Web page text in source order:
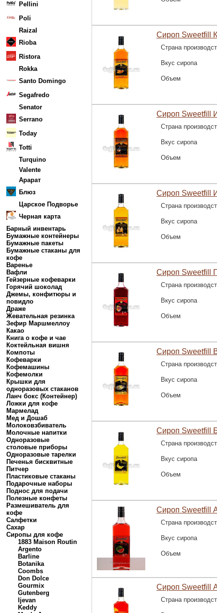
Pellini
Poli
Raizal
Rioba
Ristora
Rokka
Santo Domingo
Segafredo
Senator
Serrano
Today
Totti
Turquino
Valente
Арарат
Блюз
Царское Подворье
Черная карта
Барный инвентарь
Бумажные контейнеры
Бумажные пакеты
Бумажные стаканы для
кофе
Варенье
Вафли
Гейзерные кофеварки
Горячий шоколад
Джемы, конфитюры и
повидло
Драже
Жевательная резинка
Зефир Маршмеллоу
Какао
Книга о кофе и чае
Коктейльная вишня
Компоты
Кофеварки
Кофемашины
Кофемолки
Крышки для
одноразовых стаканов
Ланч бокс (Контейнер)
Ложки для кофе
Мармелад
Мед и Дошаб
Молоковзбиватель
Молочные напитки
Одноразовые
столовые приборы
Одноразовые тарелки
Печенья бисквитные
Питчер
Пластиковые стаканы
Подарочные наборы
Поднос для подачи
Полезные конфеты
Размешиватель для
кофе
Салфетки
Сахар
Сиропы для кофе
1883 Maison Routin
Argento
Barline
Botanika
Coombs
Don Dolce
Gourmix
Gutenberg
Ijevan
Keddy
Сироп Sweetfill
Страна
Вкус сиропа
Объем
Сироп Sweetfill
Страна
Вкус сиропа
Объем
Сироп Sweetfill
Страна
Вкус сиропа
Объем
Сироп Sweetfill
Страна
Вкус сиропа
Объем
Сироп Sweetfill
Страна
Вкус сиропа
Объем
Сироп Sweetfill
Страна
Вкус сиропа
Объем
Сироп Sweetfill
Страна
Вкус сиропа
Объем
Сироп Sweetfill
Страна